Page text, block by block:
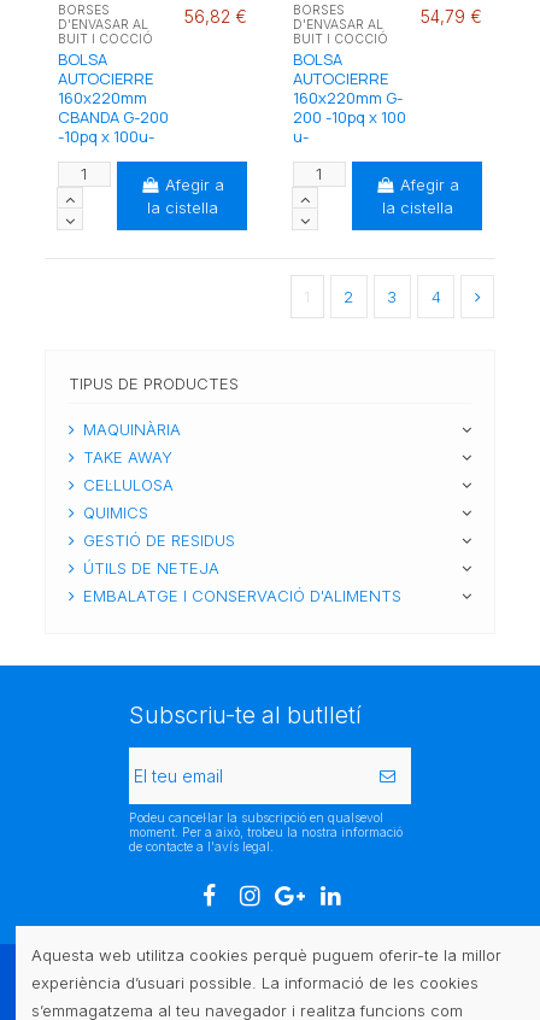
BORSES
D'ENVASAR AL
BUIT I COCCIÓ
BOLSA
AUTOCIERRE
160x220mm
CBANDA G-200
-10pq x 100u-
56,82 €
Afegir a
la cistella
BORSES
D'ENVASAR AL
BUIT I COCCIÓ
BOLSA
AUTOCIERRE
160x220mm G-
200 -10pq x 100
u-
54,79 €
Afegir a
la cistella
1 2 3 4
TIPUS DE PRODUCTES
MAQUINÀRIA
TAKE AWAY
CEL·LULOSA
QUIMICS
GESTIÓ DE RESIDUS
ÚTILS DE NETEJA
EMBALATGE I CONSERVACIÓ D'ALIMENTS
Subscriu-te al butlletí
Podeu cancel·lar la subscripció en qualsevol
moment. Per a això, trobeu la nostra informació
de contacte a l'avís legal.
Atenció al client
Aquesta web utilitza cookies perquè puguem oferir-te la millor
experiència d’usuari possible. La informació de les cookies
s’emmagatzema al teu navegador i realitza funcions com